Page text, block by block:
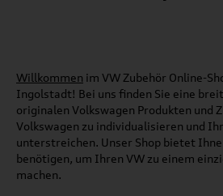
Willkommen im VW Zubehör Online-
Ingolstadt! Bei uns finden Sie eine
originalen Volkswagen Produkten und
Volkswagen zu individualisieren und
unterstreichen. Unser Shop bietet
benötigen, um Ihren VW zu einem
machen.